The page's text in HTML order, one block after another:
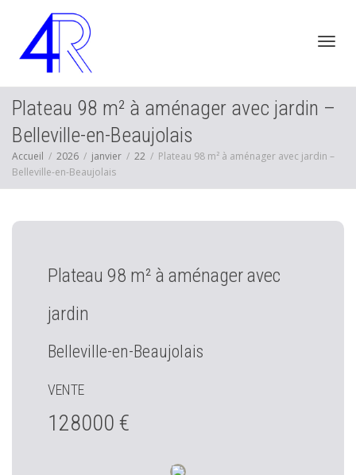
Plateau 98 m² à aménager avec jardin –
Belleville-en-Beaujolais
Accueil 2026 janvier 22
Plateau 98 m² à aménager avec jardin –
Belleville-en-Beaujolais
Plateau 98 m² à aménager avec
jardin
Belleville-en-Beaujolais
VENTE
128000 €